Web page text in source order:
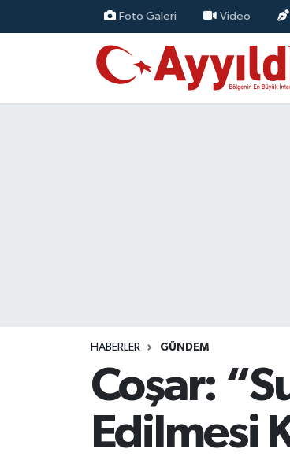
Foto Galeri Video
HABERLER GÜNDEM
Coşar:
Edilmesi